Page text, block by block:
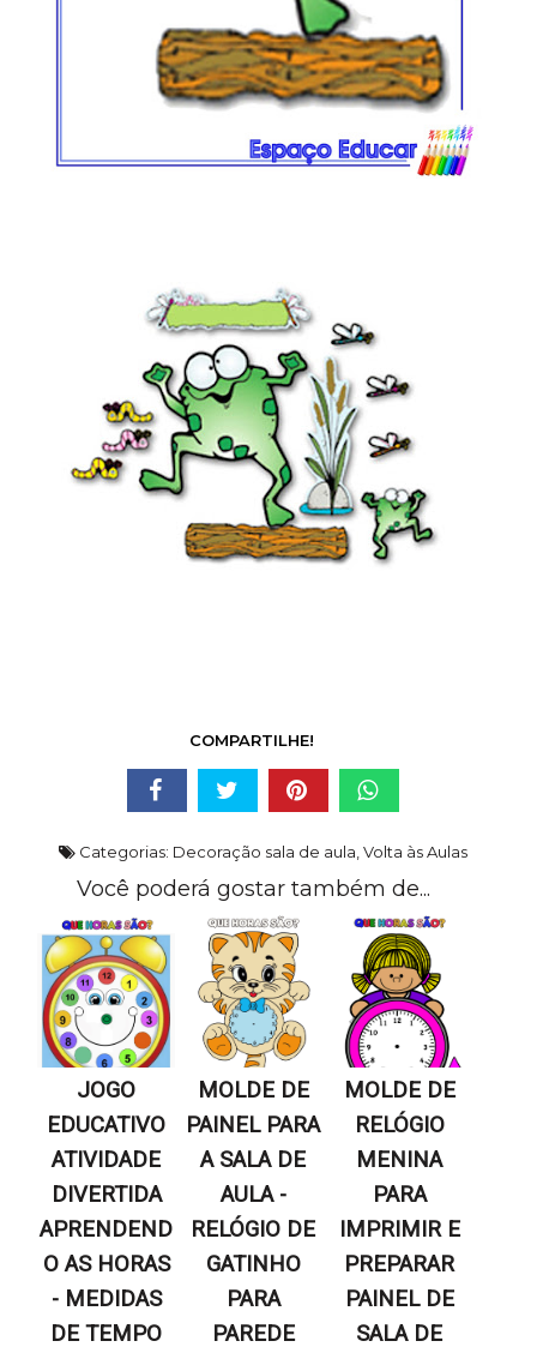
COMPARTILHE!
Categorias: Decoração sala de aula Volta às Aulas
Você poderá gostar também de...
JOGO
EDUCATIVO
ATIVIDADE
DIVERTIDA
APRENDEND
O AS HORAS
- MEDIDAS
DE TEMPO
MOLDE DE
PAINEL PARA
A SALA DE
AULA -
RELÓGIO DE
GATINHO
PARA
PAREDE
MOLDE DE
RELÓGIO
MENINA
PARA
IMPRIMIR E
PREPARAR
PAINEL DE
SALA DE